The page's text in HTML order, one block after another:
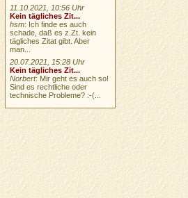
11.10.2021, 10:56 Uhr
Kein tägliches Zit...
hsm: Ich finde es auch
schade, daß es z.Zt. kein
tägliches Zitat gibt. Aber
man...
20.07.2021, 15:28 Uhr
Kein tägliches Zit...
Norbert: Mir geht es auch so!
Sind es rechtliche oder
technische Probleme? :-(...